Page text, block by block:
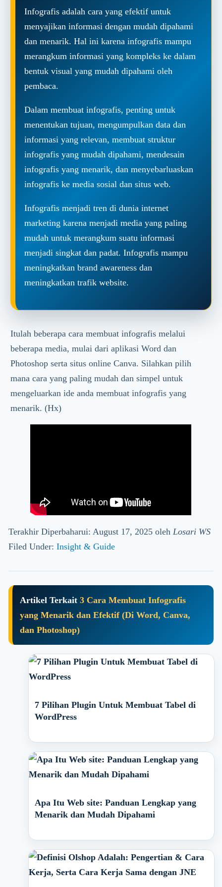
Infografis adalah cara yang efektif untuk
menyajikan informasi dengan mudah dipahami
dan menarik. Hal ini karena infografis mampu
merangkum informasi yang kompleks ke dalam
bentuk visual yang mudah dipahami oleh
pembaca.
Dalam membuat infografis, penting untuk
menentukan tujuan, mengumpulkan data dan
informasi yang relevan, membuat struktur
infografis yang mudah dipahami, mendesain
infografis yang menarik, dan menyebarluaskan
infografis ke media sosial dan situs web.
Infografis menjadi tren di dunia internet
marketing karena menjadi media yang paling
mudah untuk merangkum suatu informasi
menjadi singkat dan padat. Infografis mampu
meningkatkan brand awareness dan
meningkatkan trafik website.
Itulah beberapa cara membuat infografis melalui
beberapa media, mulai dari aplikasi Word dan
Photoshop serta situs online Canva. Silahkan pilih
mana cara yang paling mudah dan simpel untuk
mengeluarkan ide anda membuat infografis yang
menarik. (Hx)
Terakhir Diperbaharui: August 17, 2025oleh Losari WS
Filed Under: Insight & Guide
Artikel Terkait 3 Cara Membuat Infografis
yang Menarik dan Efektif (Di Word, Canva,
dan Photoshop)
7 Pilihan Plugin Untuk Membuat Tabel di
WordPress
Apa Itu Web site: Panduan Lengkap yang
Menarik dan Mudah Dipahami